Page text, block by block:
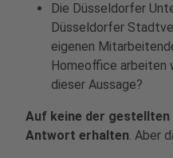
Die Düsseldorfer
Düsseldorfer
eigenen
Homeoffice arbeiten
dieser Aussage?
Auf keine der gestellten
Antwort erhalten. Aber